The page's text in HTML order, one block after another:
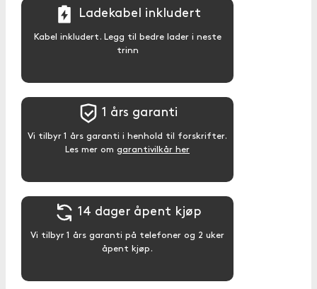
Ladekabel inkludert
Kabel inkludert. Legg til bedre lader i neste
trinn
1 års garanti
Vi tilbyr 1 års garanti i henhold til forskrifter.
Les mer om garantivilkår her
14 dager åpent kjøp
Vi tilbyr 1 års garanti på telefoner og 2 uker
åpent kjøp.